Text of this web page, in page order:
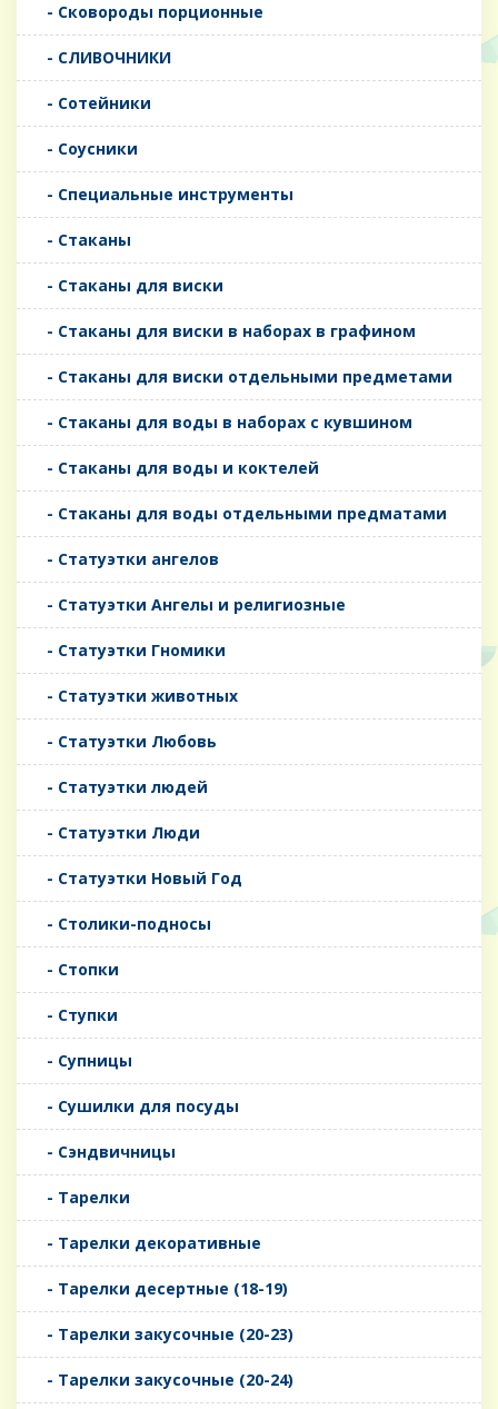
- Сковороды порционные
- СЛИВОЧНИКИ
- Сотейники
- Соусники
- Специальные инструменты
- Стаканы
- Стаканы для виски
- Стаканы для виски в наборах в графином
- Стаканы для виски отдельными предметами
- Стаканы для воды в наборах с кувшином
- Стаканы для воды и коктелей
- Стаканы для воды отдельными предматами
- Статуэтки ангелов
- Статуэтки Ангелы и религиозные
- Статуэтки Гномики
- Статуэтки животных
- Статуэтки Любовь
- Статуэтки людей
- Статуэтки Люди
- Статуэтки Новый Год
- Столики-подносы
- Стопки
- Ступки
- Супницы
- Сушилки для посуды
- Сэндвичницы
- Тарелки
- Тарелки декоративные
- Тарелки десертные (18-19)
- Тарелки закусочные (20-23)
- Тарелки закусочные (20-24)